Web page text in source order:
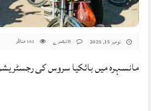
نومبر 15, 2025 162 مناظر
مانسہرہ میں بائکیا سروس کی